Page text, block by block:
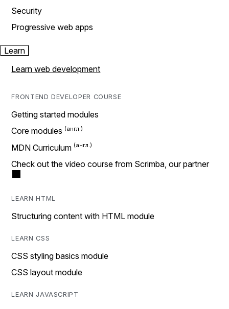
Security
Progressive web apps
Learn
Learn web development
FRONTEND DEVELOPER COURSE
Getting started modules
Core modules
MDN Curriculum
Check out the video course from Scrimba, our partner
LEARN HTML
Structuring content with HTML module
LEARN CSS
CSS styling basics module
CSS layout module
LEARN JAVASCRIPT